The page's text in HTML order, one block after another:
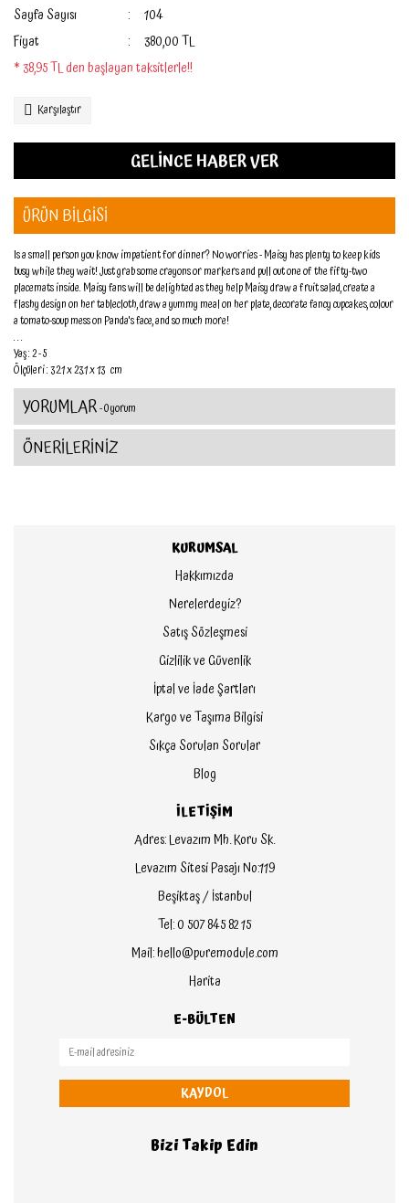
Sayfa Sayısı
104
Fiyat
380,00 TL
* 38,95 TL den başlayan taksitlerle!!
Karşılaştır
GELİNCE HABER VER
ÜRÜN BİLGİSİ
Is a small person you know impatient for dinner? No worries - Maisy has plenty to keep kids
busy while they wait! Just grab some crayons or markers and pull out one of the fifty-two
placemats inside. Maisy fans will be delighted as they help Maisy draw a fruit salad, create a
flashy design on her tablecloth, draw a yummy meal on her plate, decorate fancy cupcakes, colour
a tomato-soup mess on Panda's face, and so much more!
. . .
Yaş : 2 - 5
Ölçüleri : 32.1 x 23.1 x 1.3 cm
YORUMLAR- 0 yorum
ÖNERİLERİNİZ
KURUMSAL
Hakkımızda
Nerelerdeyiz?
Satış Sözleşmesi
Gizlilik ve Güvenlik
İptal ve İade Şartları
Kargo ve Taşıma Bilgisi
Sıkça Sorulan Sorular
Blog
İLETİŞİM
Adres: Levazım Mh. Koru Sk.
Levazım Sitesi Pasajı No:119
Beşiktaş / İstanbul
Tel: 0 507 845 82 15
Mail: hello@puremodule.com
Harita
E-BÜLTEN
KAYDOL
Bizi Takip Edin